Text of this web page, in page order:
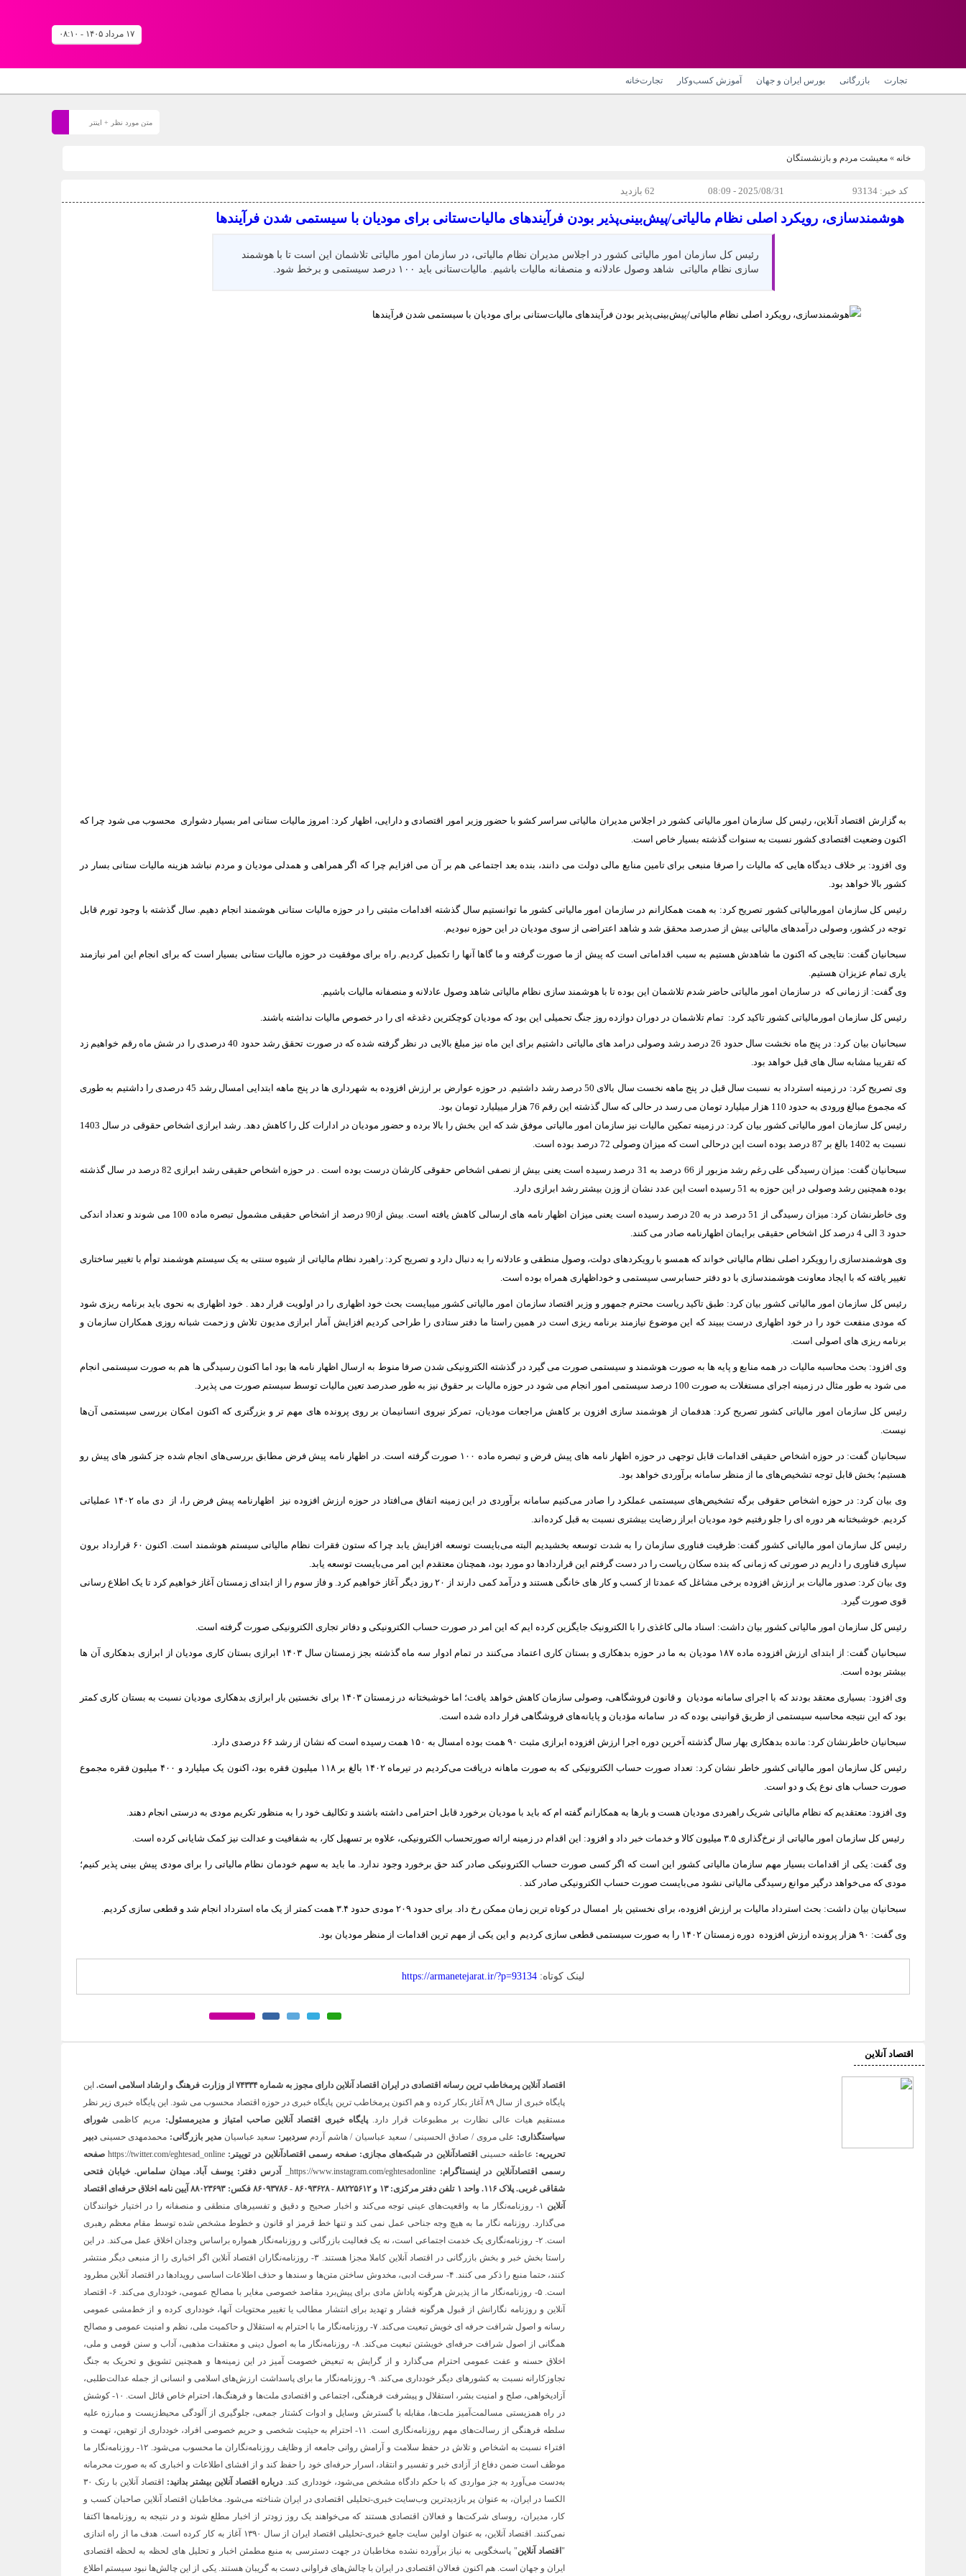
۱۷ مرداد ۱۴۰۵ - ۰۸:۱۰
تجارت بازرگانی بورس ایران و جهان آموزش کسب‌وکار تجارت‌خانه
خانه » معیشت مردم و بازنشستگان
کد خبر: 93134 2025/08/31 - 08:09 62 بازدید
هوشمندسازی، رویکرد اصلی نظام مالیاتی/پیش‌بینی‌پذیر بودن فرآیندهای مالیات‌ستانی برای مودیان با سیستمی شدن فرآیندها
رئیس کل سازمان امور مالیاتی کشور در اجلاس مدیران نظام مالیاتی، در سازمان امور مالیاتی تلاشمان این است تا با هوشمند
سازی نظام مالیاتی شاهد وصول عادلانه و منصفانه مالیات باشیم. مالیات‌ستانی باید ۱۰۰ درصد سیستمی و برخط شود.
به گزارش اقتصاد آنلاین، رئیس کل سازمان امور مالیاتی کشور در اجلاس مدیران مالیاتی سراسر کشو با حضور وزیر امور اقتصادی و دارایی، اظهار کرد: امروز مالیات ستانی امر بسیار دشواری محسوب می شود چرا که
اکنون وضعیت اقتصادی کشور نسبت به سنوات گذشته بسیار خاص است.
وی افزود: بر خلاف دیدگاه هایی که مالیات را صرفا منبعی برای تامین منابع مالی دولت می دانند، بنده بعد اجتماعی هم بر آن می افزایم چرا که اگر همراهی و همدلی مودیان و مردم نباشد هزینه مالیات ستانی بسار در
کشور بالا خواهد بود.
رئیس کل سازمان امورمالیاتی کشور تصریح کرد: به همت همکارانم در سازمان امور مالیاتی کشور ما توانستیم سال گذشته اقدامات مثبتی را در حوزه مالیات ستانی هوشمند انجام دهیم. سال گذشته با وجود تورم قابل
توجه در کشور، وصولی درآمدهای مالیاتی بیش از صدرصد محقق شد و شاهد اعتراضی از سوی مودیان در این حوزه نبودیم.
سبحانیان گفت: نتایجی که اکنون ما شاهدش هستیم به سبب اقداماتی است که پیش از ما صورت گرفته و ما گاها آنها را تکمیل کردیم. راه برای موفقیت در حوزه مالیات ستانی بسیار است که برای انجام این امر نیازمند
یاری تمام عزیزان هستیم.
وی گفت: از زمانی که در سازمان امور مالیاتی حاضر شدم تلاشمان این بوده تا با هوشمند سازی نظام مالیاتی شاهد وصول عادلانه و منصفانه مالیات باشیم.
رئیس کل سازمان امورمالیاتی کشور تاکید کرد: تمام تلاشمان در دوران دوازده روز جنگ تحمیلی این بود که مودیان کوچکترین دغدغه ای را در خصوص مالیات نداشته باشند.
سبحانیان بیان کرد: در پنج ماه نخشت سال حدود 26 درصد رشد وصولی درامد های مالیاتی داشتیم برای این ماه نیز مبلغ بالایی در نظر گرفته شده که در صورت تحقق رشد حدود 40 درصدی را در شش ماه رقم خواهیم زد
که تقریبا مشابه سال های قبل خواهد بود.
وی تصریح کرد: در زمینه استرداد به نسبت سال قبل در پنج ماهه نخست سال بالای 50 درصد رشد داشتیم. در حوزه عوارض بر ارزش افزوده به شهرداری ها در پنج ماهه ابتدایی امسال رشد 45 درصدی را داشتیم به طوری
که مجموع مبالغ ورودی به حدود 110 هزار میلیارد تومان می رسد در حالی که سال گذشته این رقم 76 هزار مییلیارد تومان بود.
رئیس کل سازمان امور مالیاتی کشور بیان کرد: در زمینه تمکین مالیات نیز سازمان امور مالیاتی موفق شد که این بخش را بالا برده و حضور مودیان در ادارات کل را کاهش دهد. رشد ابرازی اشخاص حقوقی در سال 1403
نسبت به 1402 بالغ بر 87 درصد بوده است این درحالی است که میزان وصولی 72 درصد بوده است.
سبحانیان گفت: میزان رسیدگی علی رغم رشد مزبور از 66 درصد به 31 درصد رسیده است یعنی بیش از نصفی اشخاص حقوقی کارشان درست بوده است . در حوزه اشخاص حقیقی رشد ابرازی 82 درصد در سال گذشته
بوده همچنین رشد وصولی در این حوزه به 51 رسیده است این عدد نشان از وزن بیشتر رشد ابرازی دارد.
وی خاطرنشان کرد: میزان رسیدگی از 51 درصد در به 20 درصد رسیده است یعنی میزان اظهار نامه های ارسالی کاهش یافته است. بیش از90 درصد از اشخاص حقیقی مشمول تبصره ماده 100 می شوند و تعداد اندکی
حدود 3 الی 4 درصد کل اشخاص حقیقی برایمان اظهارنامه صادر می کنند.
وی هوشمندسازی را رویکرد اصلی نظام مالیاتی خواند که همسو با رویکردهای دولت، وصول منطقی و عادلانه را به دنبال دارد و تصریح کرد: راهبرد نظام مالیاتی از شیوه سنتی به یک سیستم هوشمند توأم با تغییر ساختاری
تغییر یافته که با ایجاد معاونت هوشمندسازی با دو دفتر حسابرسی سیستمی و خوداظهاری همراه بوده است.
رئیس کل سازمان امور مالیاتی کشور بیان کرد: طبق تاکید ریاست محترم جمهور و وزیر اقتصاد سازمان امور مالیاتی کشور میبایست بحث خود اظهاری را در اولویت قرار دهد . خود اظهاری به نحوی باید برنامه ریزی شود
که مودی منفعت خود را در خود اظهاری درست ببیند که این موضوع نیازمند برنامه ریزی است در همین راستا ما دفتر ستادی را طراحی کردیم افزایش آمار ابرازی مدیون تلاش و زحمت شبانه روزی همکاران سازمان و
برنامه ریزی های اصولی است.
وی افزود: بحث محاسبه مالیات در همه منابع و پایه ها به صورت هوشمند و سیستمی صورت می گیرد در گذشته الکترونیکی شدن صرفا منوط به ارسال اظهار نامه ها بود اما اکنون رسیدگی ها هم به صورت سیستمی انجام
می شود به طور مثال در زمینه اجرای مستغلات به صورت 100 درصد سیستمی امور انجام می شود در حوزه مالیات بر حقوق نیز به طور صدرصد تعین مالیات توسط سیستم صورت می پذیرد.
رئيس کل سازمان امور مالیاتی کشور تصریح کرد: هدفمان از هوشمند سازی افزون بر کاهش مراجعات مودیان، تمرکز نیروی انسانیمان بر روی پرونده های مهم تر و بزرگتری که اکنون امکان بررسی سیستمی آن‌ها
نیست.
سبحانیان گفت: در حوزه اشخاص حقیقی اقدامات قابل توجهی در حوزه اظهار نامه های پیش فرض و تبصره ماده ۱۰۰ صورت گرفته است. در اظهار نامه پیش فرض مطابق بررسی‌های‌ انجام شده جز کشور های پیش رو
هستیم؛ بخش قابل توجه تشخیص‌های ما از منظر سامانه برآوردی خواهد بود.
وی بیان کرد: در حوزه اشخاص حقوقی برگه تشخیص‌های سیستمی عملکرد را صادر می‌کنیم سامانه برآوردی در این زمینه اتفاق می‌افتاد در حوزه ارزش افزوده نیز اظهارنامه پیش فرض را، از دی ماه ۱۴۰۲ عملیاتی
کردیم. خوشبختانه هر دوره ای را جلو رفتیم خود مودیان ابراز رضایت بیشتری نسبت به قبل کرده‌اند.
رئیس کل سازمان امور مالیاتی کشور گفت: ظرفیت فناوری سازمان را به شدت توسعه بخشیدیم البته می‌بایست توسعه افزایش یابد چرا که ستون فقرات نظام مالیاتی سیستم هوشمند است. اکنون ۶۰ قرارداد برون
سپاری فناوری را داریم در صورتی که زمانی که بنده سکان ریاست را در دست گرفتم این قراردادها دو مورد بود، همچنان معتقدم این امر می‌بایست توسعه یابد.
وی بیان کرد: صدور مالیات بر ارزش افزوده برخی مشاغل که عمدتا از کسب و کار های خانگی هستند و درآمد کمی دارند از ۲۰ روز دیگر آغاز خواهیم کرد. و فاز سوم را از ابتدای زمستان آغاز خواهیم کرد تا یک اطلاع رسانی
قوی صورت گیرد.
رئیس کل سازمان امور مالیاتی کشور بیان داشت: اسناد مالی کاغذی را با الکترونیک جایگزین کرده ایم که این امر در صورت حساب الکترونیکی و دفاتر تجاری الکترونیکی صورت گرفته است.
سبحانیان گفت: از ابتدای ارزش افزوده ماده ۱۸۷ مودیان به ما در حوزه بدهکاری و بستان کاری اعتماد می‌کنند در تمام ادوار سه ماه گذشته بجز زمستان سال ۱۴۰۳ ابرازی بستان کاری مودیان از ابرازی بدهکاری آن ها
بیشتر بوده است.
وی افزود: بسیاری معتقد بودند که با اجرای سامانه مودیان و قانون فروشگاهی، وصولی سازمان کاهش خواهد یافت؛ اما خوشبختانه در زمستان ۱۴۰۳ برای نخستین بار ابرازی بدهکاری مودیان نسبت به بستان کاری کمتر
بود که این نتیجه محاسبه سیستمی از طریق قوانینی بوده که در سامانه مؤدیان و پایانه‌های فروشگاهی فرار داده شده است.
سبحانیان خاطرنشان کرد: مانده بدهکاری بهار سال گذشته آخرین دوره اجرا ارزش افزوده ابرازی مثبت ۹۰ همت بوده امسال به ۱۵۰ همت رسیده است که نشان از رشد ۶۶ درصدی دارد.
رئیس کل سازمان امور مالیاتی کشور خاطر نشان کرد: تعداد صورت‌ حساب الکترونیکی که به صورت ماهانه دریافت می‌کردیم در تیرماه ۱۴۰۲ بالغ بر ۱۱۸ میلیون فقره بود، اکنون یک میلیارد و ۴۰۰ میلیون فقره مجموع
صورت حساب های نوع یک و دو است.
وی افزود: معتقدیم که نظام مالیاتی شریک راهبردی مودیان هست و بارها به همکارانم گفته ام که باید با مودیان برخورد قابل احترامی داشته باشند و تکالیف خود را به منظور تکریم مودی به درستی انجام دهند.
رئیس کل سازمان امور مالیاتی از نرخ‌گذاری ۳.۵ میلیون کالا و خدمات خبر داد و افزود: این اقدام در زمینه ارائه صورتحساب الکترونیکی، علاوه بر تسهیل کار، به شفافیت و عدالت نیز کمک شایانی کرده است.
وی گفت: یکی از اقدامات بسیار مهم سازمان مالیاتی کشور این است که اگر کسی صورت حساب الکترونیکی صادر کند حق برخورد وجود ندارد. ما باید به سهم خودمان نظام مالیاتی را برای مودی پیش بینی پذیر کنیم؛
مودی که می‌خواهد درگیر موانع رسیدگی مالیاتی نشود می‌بایست صورت حساب الکترونیکی صادر کند .
سبحانیان بیان داشت: بحث استرداد مالیات بر ارزش افزوده، برای نخستین بار امسال در کوتاه ترین زمان ممکن رخ داد. برای حدود ۲۰۹ مودی حدود ۳.۴ همت کمتر از یک ماه استرداد انجام شد و قطعی سازی کردیم.
وی گفت: ۹۰ هزار پرونده ارزش افزوده دوره زمستان ۱۴۰۲ را به صورت سیستمی قطعی سازی کردیم و این یکی از مهم ترین اقدامات از منظر مودیان بود.
لینک کوتاه: https://armanetejarat.ir/?p=93134
اقتصاد آنلاین
اقتصاد آنلاین پرمخاطب ترین رسانه اقتصادی در ایران اقتصاد آنلاین دارای مجوز به شماره ۷۴۳۳۴ از وزارت فرهنگ و ارشاد اسلامی است.
این
پایگاه خبری از سال ۸۹ آغاز بکار کرده و هم اکنون پرمخاطب ترین پایگاه خبری در حوزه اقتصاد محسوب می شود. این پایگاه خبری زیر نظر
مستقیم هیات عالی نظارت بر مطبوعات قرار دارد.پایگاه خبری اقتصاد آنلاین صاحب امتیاز و مدیرمسئول: مریم کاظمی شورای
سیاستگذاری: علی مروی / صادق الحسینی / سعید عباسیان / هاشم آردم سردبیر: سعید عباسیانمدیر بازرگانی: محمدمهدی حسینی دبیر
تحریریه: عاطفه حسینی اقتصادآنلاین در شبکه‌های مجازی: صفحه رسمی اقتصادآنلاین در توییتر: https://twitter.com/eghtesad_online صفحه
رسمی اقتصادآنلاین در اینستاگرام:https://www.instagram.com/eghtesadonline_
آدرس دفتر: یوسف آباد. میدان سلماس. خیابان فتحی
شقاقی غربی. پلاک ۱۱۶. واحد ۱
تلفن دفتر مرکزی: ۱۳ و ۸۸۲۲۵۶۱۲ - ۸۶۰۹۳۶۲۸ - ۸۶۰۹۳۷۸۶ فکس: ۸۸۰۲۳۶۹۳
آیین نامه اخلاق حرفه‌ای اقتصاد
آنلاین
۱- روزنامه‌نگار ما به واقعیت‌های عینی توجه می‌کند و اخبار صحیح و دقیق و تفسیرهای منطقی و منصفانه را در اختیار خوانندگان
می‌گذارد. روزنامه نگار ما به هیچ وجه جناحی عمل نمی کند و تنها خط قرمز او قانون و خطوط مشخص شده توسط مقام معظم رهبری
است. ۲- روزنامه‌نگاری یک خدمت اجتماعی است، نه یک فعالیت بازرگانی و روزنامه‌نگار همواره براساس وجدان اخلاق عمل می‌کند. در این
راستا بخش خبر و بخش بازرگانی در اقتصاد آنلاین کاملا مجزا هستند. ۳- روزنامه‌نگاران اقتصاد آنلاین اگر اخباری را از منبعی دیگر منتشر
کنند، حتما منبع را ذکر می کنند. ۴- سرقت ادبی، مخدوش ساختن متن‌ها و سندها و حذف اطلاعات اساسی رویدادها در اقتصاد آنلاین مطرود
است. ۵- روزنامه‌نگار ما از پذیرش هرگونه پاداش مادی برای پیش‌برد مقاصد خصوصی مغایر با مصالح عمومی، خودداری می‌کند. ۶- اقتصاد
آنلاین و روزنامه نگارانش از قبول هرگونه فشار و تهدید برای انتشار مطالب یا تغییر محتویات آنها، خودداری کرده و از خط‌مشی عمومی
رسانه و اصول شرافت حرفه ای خویش تبعیت می‌کند. ۷- روزنامه‌نگار ما با احترام به استقلال و حاکمیت ملی، نظم و امنیت عمومی و مصالح
همگانی از اصول شرافت حرفه‌ای خویشتن تبعیت می‌کند. ۸- روزنامه‌نگار ما به اصول دینی و معتقدات مذهبی، آداب و سنن قومی و ملی،
اخلاق حسنه و عفت عمومی احترام می‌گذارد و از گرایش به تبعیض خصومت آمیز در این زمینه‌ها و همچنین تشویق و تحریک به جنگ
تجاوزکارانه نسبت به کشورهای دیگر خودداری می‌کند. ۹- روزنامه‌نگار ما برای پاسداشت ارزش‌های اسلامی و انسانی از جمله عدالت‌طلبی،
آزادیخواهی، صلح و امنیت بشر، استقلال و پیشرفت فرهنگی، اجتماعی و اقتصادی ملت‌ها و فرهنگ‌ها، احترام خاص قائل است. ۱۰- کوشش
در راه همزیستی مسالمت‌آمیز ملت‌ها، مقابله با گسترش وسایل و ادوات کشتار جمعی، جلوگیری از آلودگی محیط‌زیست و مبارزه علیه
سلطه فرهنگی از رسالت‌های مهم روزنامه‌نگاری است. ۱۱- احترام به حیثیت شخصی و حریم خصوصی افراد، خودداری از توهین، تهمت و
افتراء نسبت به اشخاص و تلاش در حفظ سلامت و آرامش روانی جامعه از وظایف روزنامه‌نگاران ما محسوب می‌شود. ۱۲- روزنامه‌نگار ما
موظف است ضمن دفاع از آزادی خبر و تفسیر و انتقاد، اسرار حرفه‌ای خود را حفظ کند و از افشای اطلاعات و اخباری که به صورت محرمانه
به‌دست می‌آورد به جز مواردی که با حکم دادگاه مشخص می‌شود، خودداری کند. درباره اقتصاد آنلاین بیشتر بدانید:
اقتصاد آنلاین با رنک ۳۰
الکسا در ایران، به عنوان پر بازدیدترین وب‌سایت خبری-تحلیلی اقتصادی در ایران شناخته می‌شود. مخاطبان اقتصاد آنلاین صاحبان کسب و
کار، مدیران، روسای شرکت‌ها و فعالان اقتصادی هستند که می‌خواهند یک روز زودتر از اخبار مطلع شوند و در نتیجه به روزنامه‌ها اکتفا
نمی‌کنند. اقتصاد آنلاین، به عنوان اولین سایت جامع خبری-تحلیلی اقتصاد ایران از سال ۱۳۹۰ آغاز به کار کرده است. هدف ما از راه اندازی
"اقتصاد آنلاین" پاسخگویی به نیاز برآورده نشده مخاطبان در جهت دسترسی به منبع مطمئن اخبار و تحلیل های لحظه به لحظه اقتصادی
ایران و جهان است. هم اکنون فعالان اقتصادی در ایران با چالش‌های فراوانی دست به گریبان هستند. یکی از این چالش‌ها نبود سیستم اطلاع